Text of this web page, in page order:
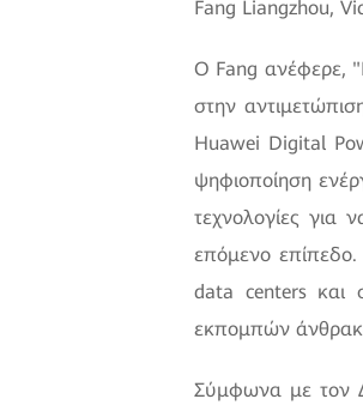
Fang Liangzhou,
Ο Fang ανέφερε,
στην
Huawei Digital
ψηφιοποίηση
τεχνολογίες για
επόμενο
data centers και
εκπομπών
Σύμφωνα με τον